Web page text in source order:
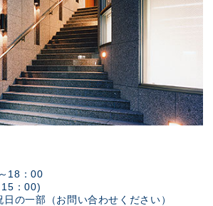
18：00
：00)
の一部（お問い合わせください）